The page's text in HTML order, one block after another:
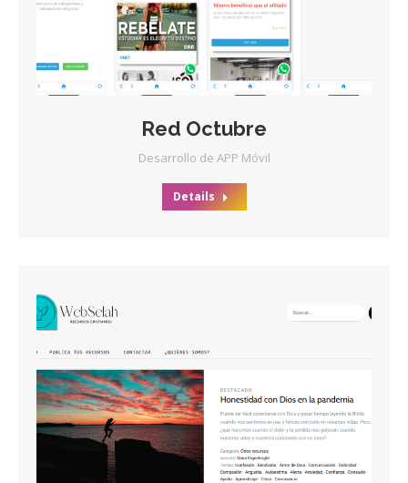
Red Octubre
Desarrollo de APP Móvil
Details